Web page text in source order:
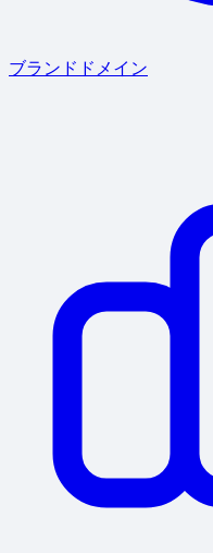
ブランドドメイン